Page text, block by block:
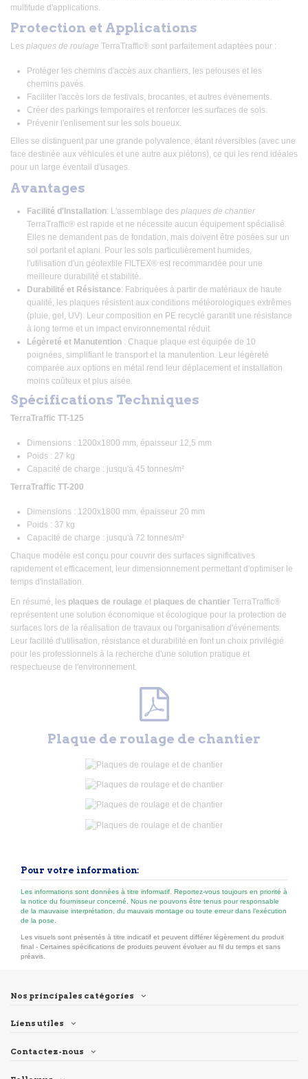
multitude d'applications.
Protection et Applications
Les plaques de roulage TerraTraffic® sont parfaitement adaptées pour :
Protéger les chemins d'accès aux chantiers, les pelouses et les
chemins pavés.
Faciliter l'accès lors de festivals, brocantes, et autres évènements.
Créer des parkings temporaires et renforcer les surfaces de sols.
Prévenir l'enlisement sur les sols boueux.
Elles se distinguent par une grande polyvalence, étant réversibles (avec une
face destinée aux véhicules et une autre aux piétons), ce qui les rend idéales
pour un large éventail d'usages.
Avantages
Facilité d'Installation: L'assemblage des plaques de chantier
TerraTraffic® est rapide et ne nécessite aucun équipement spécialisé.
Elles ne demandent pas de fondation, mais doivent être posées sur un
sol portant et aplani. Pour les sols particulièrement humides,
l'utilisation d'un géotextile FILTEX® est recommandée pour une
meilleure durabilité et stabilité.
Durabilité et Résistance: Fabriquées à partir de matériaux de haute
qualité, les plaques résistent aux conditions météorologiques extrêmes
(pluie, gel, UV). Leur composition en PE recyclé garantit une résistance
à long terme et un impact environnemental réduit.
Légèreté et Manutention : Chaque plaque est équipée de 10
poignées, simplifiant le transport et la manutention. Leur légèreté
comparée aux options en métal rend leur déplacement et installation
moins coûteux et plus aisée.
Spécifications Techniques
TerraTraffic TT-125
Dimensions : 1200x1800 mm, épaisseur 12,5 mm
Poids : 27 kg
Capacité de charge : jusqu'à 45 tonnes/m²
TerraTraffic TT-200
Dimensions : 1200x1800 mm, épaisseur 20 mm
Poids : 37 kg
Capacité de charge : jusqu'à 72 tonnes/m²
Chaque modèle est conçu pour couvrir des surfaces significatives
rapidement et efficacement, leur dimensionnement permettant d'optimiser le
temps d'installation.
En résumé, les plaques de roulage et plaques de chantier TerraTraffic®
représentent une solution économique et écologique pour la protection de
surfaces lors de la réalisation de travaux ou l'organisation d'événements.
Leur facilité d'utilisation, résistance et durabilité en font un choix privilégié
pour les professionnels à la recherche d'une solution pratique et
respectueuse de l'environnement.
Plaque de roulage de chantier
Pour votre information:
Les informations sont données à titre informatif. Reportez-vous toujours en priorité à
la notice du fournisseur concerné. Nous ne pouvons être tenus pour responsable
de la mauvaise interprétation, du mauvais montage ou toute erreur dans l’exécution
de la pose.
Les visuels sont présentés à titre indicatif et peuvent différer légèrement du produit
final - Certaines spécifications de produits peuvent évoluer au fil du temps et sans
préavis.
Nos principales catégories
Liens utiles
Contactez-nous